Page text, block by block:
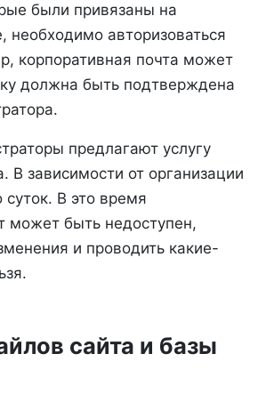
были привязаны на
авторизоваться
корпоративная почта может
должна быть подтверждена
предлагают услугу
В зависимости от организации
суток. В это время
может быть недоступен,
и проводить какие-
сайта и базы